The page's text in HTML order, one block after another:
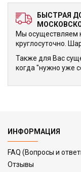
БЫСТРАЯ
Мы осуществляем
круглосуточно.
Также для Вас
когда "нужно уже
ИНФОРМАЦИЯ
FAQ (Вопросы и
Отзывы